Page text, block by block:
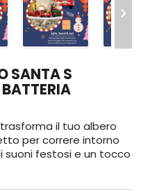

SANTA S
il tuo albero
per correre intorno
suoni festosi e un tocco